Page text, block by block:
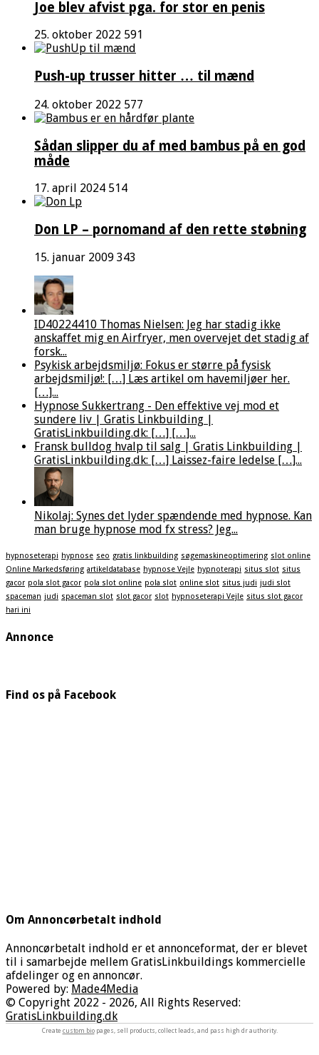
Joe blev afvist pga. for stor en penis
25. oktober 2022 591
Push-up trusser hitter … til mænd
24. oktober 2022 577
Sådan slipper du af med bambus på en god
måde
17. april 2024 514
Don LP – pornomand af den rette støbning
15. januar 2009 343
ID40224410 Thomas Nielsen: Jeg har stadig ikke
anskaffet mig en Airfryer, men overvejet det stadig af
forsk...
Psykisk arbejdsmiljø: Fokus er større på fysisk
arbejdsmiljø!: […] Læs artikel om havemiljøer her.
[…]...
Hypnose Sukkertrang - Den effektive vej mod et
sundere liv | Gratis Linkbuilding |
GratisLinkbuilding.dk: […] […]...
Fransk bulldog hvalp til salg | Gratis Linkbuilding |
GratisLinkbuilding.dk: […] Laissez-faire ledelse […]...
Nikolaj: Synes det lyder spændende med hypnose. Kan
man bruge hypnose mod fx stress? Jeg...
hypnoseterapi hypnose seo gratis linkbuilding søgemaskineoptimering slot online
Online Markedsføring artikeldatabase hypnose Vejle hypnoterapi situs slot situs
gacor pola slot gacor pola slot online pola slot online slot situs judi judi slot
spaceman judi spaceman slot slot gacor slot hypnoseterapi Vejle situs slot gacor
hari ini
Annonce
Find os på Facebook
Om Annoncørbetalt indhold
Annoncørbetalt indhold er et annonceformat, der er blevet
til i samarbejde mellem GratisLinkbuildings kommercielle
afdelinger og en annoncør.
Powered by: Made4Media
© Copyright 2022 - 2026, All Rights Reserved:
GratisLinkbuilding.dk
Create custom biopages, sell products, collect leads, and pass high dr authority.